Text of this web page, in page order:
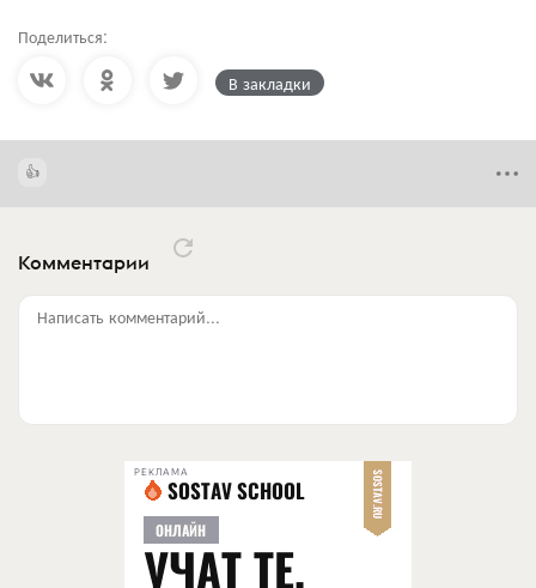
Поделиться:
В закладки
Комментарии
Написать комментарий...
РЕКЛАМА